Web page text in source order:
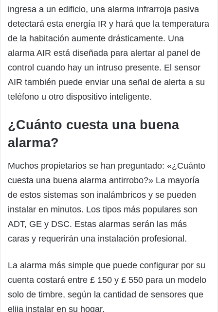
ingresa a un edificio, una alarma infrarroja pasiva
detectará esta energía IR y hará que la temperatura
de la habitación aumente drásticamente. Una
alarma AIR está diseñada para alertar al panel de
control cuando hay un intruso presente. El sensor
AIR también puede enviar una señal de alerta a su
teléfono u otro dispositivo inteligente.
¿Cuánto cuesta una buena
alarma?
Muchos propietarios se han preguntado: «¿Cuánto
cuesta una buena alarma antirrobo?» La mayoría
de estos sistemas son inalámbricos y se pueden
instalar en minutos. Los tipos más populares son
ADT, GE y DSC. Estas alarmas serán las más
caras y requerirán una instalación profesional.
La alarma más simple que puede configurar por su
cuenta costará entre £ 150 y £ 550 para un modelo
solo de timbre, según la cantidad de sensores que
elija instalar en su hogar.